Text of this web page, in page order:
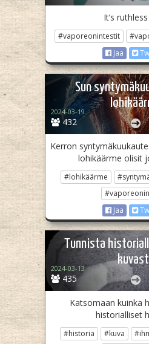
It’s
#vaporeonintestit
Jaa
Sun
432
2024-03-19
Kerron
lohikäärme olisit
#lohikäärme
Jaa
Tunnista
435
2024-03-13
Katsomaan kuinka
historialliset
#historia #kuva